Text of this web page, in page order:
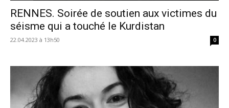
RENNES. Soirée de soutien aux victimes du
séisme qui a touché le Kurdistan
22.04.2023 à 13h50 0